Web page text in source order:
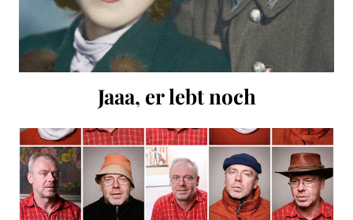
Jaaa, er lebt noch